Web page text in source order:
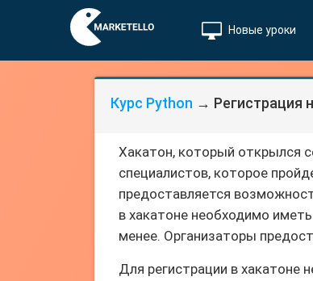
Новые уроки
Курс Python → Регистрация
Хакатон, который открылся
специалистов, которое
предоставляется
в хакатоне необходимо
менее. Организаторы
Для регистрации в хакатоне